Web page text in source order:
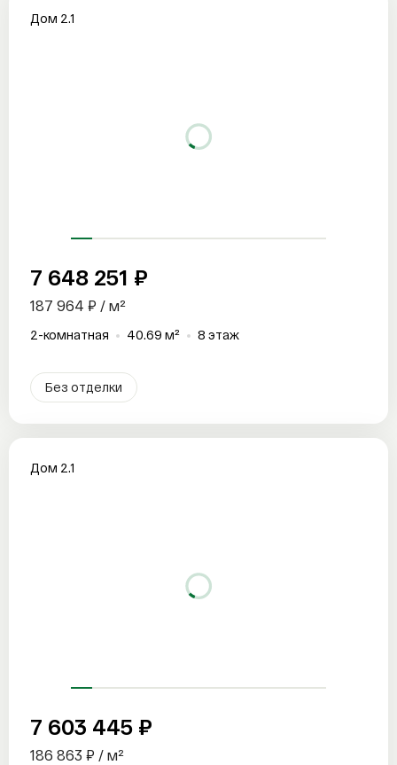
Дом 2.1
7 648 251 ₽
187 964 ₽ / м²
2-комнатная 40.69 м² 8 этаж
Без отделки
Дом 2.1
7 603 445 ₽
186 863 ₽ / м²